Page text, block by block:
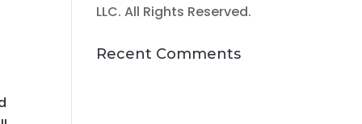
LLC. All Rights Reserved.
Recent Comments